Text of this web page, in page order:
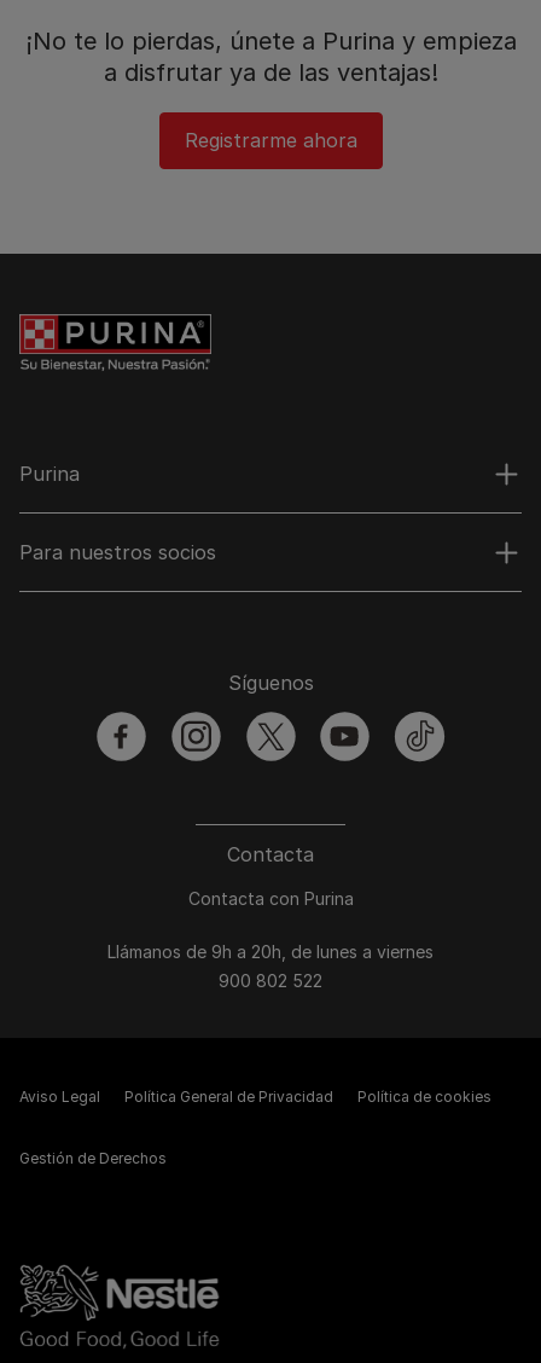
¡No te lo pierdas, únete a Purina y empieza
a disfrutar ya de las ventajas!​
Registrarme ahora​
Purina
Para nuestros socios
Contacta
Contacta con Purina
Llámanos de 9h a 20h, de lunes a viernes
900 802 522
Síguenos
facebookinstagramtwitter youtubetiktok
Aviso Legal Política General de Privacidad Política de cookies
Gestión de Derechos